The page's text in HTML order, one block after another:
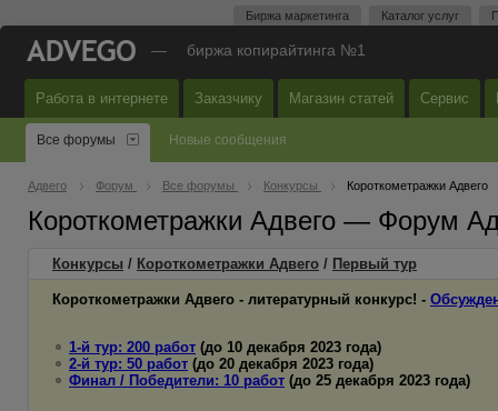
Биржа маркетинга Каталог услуг
— биржа копирайтинга №1
Работа в интернете Заказчику Магазин статей Сервис
Все форумы Новые сообщения
Адвего Форум Все форумы Конкурсы Короткометражки Адвего
Короткометражки Адвего — Форум
Конкурсы / Короткометражки Адвего / Первый тур
Короткометражки Адвего - литературный конкурс! -
1-й тур: 200 работ (до 10 декабря 2023 года)
2-й тур: 50 работ (до 20 декабря 2023 года)
Финал / Победители: 10 работ (до 25 декабря 2023 года)